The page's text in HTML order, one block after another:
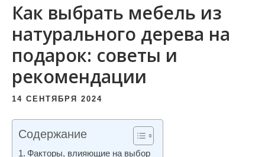
Как выбрать мебель из
натурального дерева на
подарок: советы и
рекомендации
14 СЕНТЯБРЯ 2024
Содержание
Факторы, влияющие на выбор